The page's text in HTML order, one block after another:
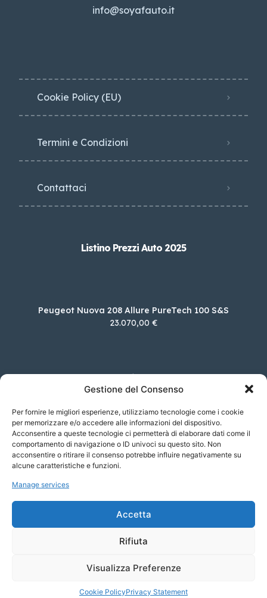
Gestione del Consenso
Per fornire le migliori esperienze, utilizziamo tecnologie come i cookie
per memorizzare e/o accedere alle informazioni del dispositivo.
Acconsentire a queste tecnologie ci permetterà di elaborare dati come il
comportamento di navigazione o ID univoci su questo sito. Non
acconsentire o ritirare il consenso potrebbe influire negativamente su
alcune caratteristiche e funzioni.
Manage services
Accetta
Rifiuta
Visualizza Preferenze
Cookie PolicyPrivacy Statement
info@soyafauto.it
Cookie Policy (EU)
Termini e Condizioni
Contattaci
Listino Prezzi Auto 2025
Peugeot Nuova 208 Allure PureTech 100 S&S
23.070,00 €
Porsche 911 Coupé Carrera Coupe’ T
138.313,00 €
MG ZS 1.5 VTi-Tech Comfort
17.540,00 €
Skoda Enyaq iV 85 Clever
© 2023 Soyaf Auto - Tutti i diritti riservati.